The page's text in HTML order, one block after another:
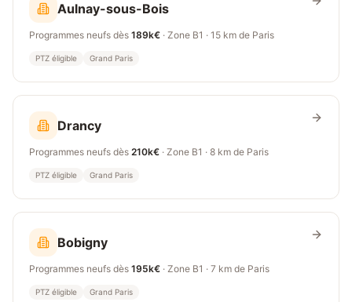
Aulnay-sous-Bois
Programmes neufs dès 189k€ · Zone B1 · 15 km de Paris
PTZ éligible Grand Paris
Drancy
Programmes neufs dès 210k€ · Zone B1 · 8 km de Paris
PTZ éligible Grand Paris
Bobigny
Programmes neufs dès 195k€ · Zone B1 · 7 km de Paris
PTZ éligible Grand Paris